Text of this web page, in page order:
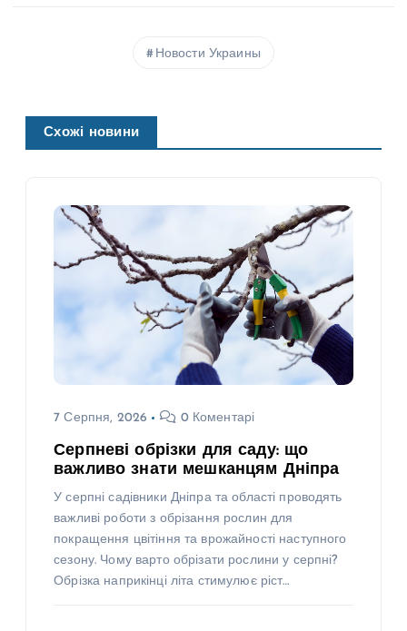
Новости Украины
Схожі новини
7 Серпня, 2026 0 Коментарі
Серпневі обрізки для саду: що
важливо знати мешканцям Дніпра
У серпні садівники Дніпра та області проводять
важливі роботи з обрізання рослин для
покращення цвітіння та врожайності наступного
сезону. Чому варто обрізати рослини у серпні?
Обрізка наприкінці літа стимулює ріст…